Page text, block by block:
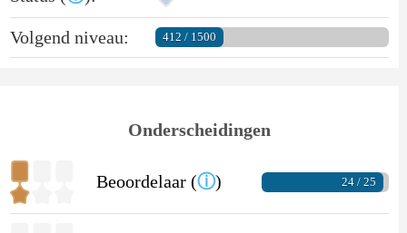
Volgend niveau: 412 / 1500
Onderscheidingen
Beoordelaar (ⓘ) 24 / 25